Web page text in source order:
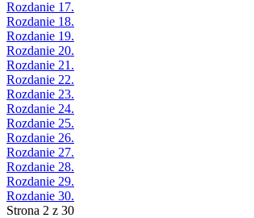
Rozdanie 17.
Rozdanie 18.
Rozdanie 19.
Rozdanie 20.
Rozdanie 21.
Rozdanie 22.
Rozdanie 23.
Rozdanie 24.
Rozdanie 25.
Rozdanie 26.
Rozdanie 27.
Rozdanie 28.
Rozdanie 29.
Rozdanie 30.
Strona 2 z 30